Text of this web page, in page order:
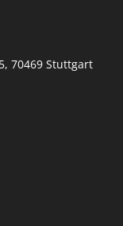
70469 Stuttgart